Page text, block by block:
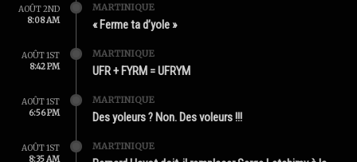
AOÛT 2ND
8:08 AM
MARTINIQUE
« Ferme ta d’yole »
AOÛT 1ST
8:42 PM
MARTINIQUE
UFR + FYRM = UFRYM
AOÛT 1ST
6:56 PM
MARTINIQUE
Des yoleurs ? Non. Des voleurs !!!
AOÛT 1ST
8:35 AM
MARTINIQUE